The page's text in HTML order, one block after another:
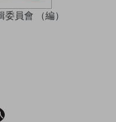
員會 （編）